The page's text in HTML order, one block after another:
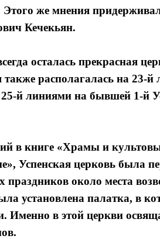
Этого же мнения
Кечекьян.
осталась прекрасная
располагалась на 23-й
й линиями на бывшей 1-й
в книге «Храмы и
Успенская церковь была
праздников около места
установлена палатка, в
Именно в этой церкви